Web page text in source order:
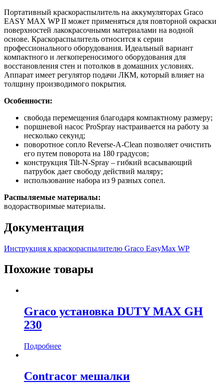
Портативный краскораспылитель на аккумуляторах Graco
EASY MAX WP II может применяться для повторной окраски
поверхностей лакокрасочными материалами на водной
основе. Краскораспылитель относится к серии
профессионального оборудования. Идеальный вариант
компактного и легкопереносимого оборудования для
восстановления стен и потолков в домашних условиях.
Аппарат имеет регулятор подачи ЛКМ, который влияет на
толщину производимого покрытия.
Особенности:
свобода перемещения благодаря компактному размеру;
поршневой насос ProSpray настраивается на работу за
несколько секунд;
поворотное сопло Reverse-A-Clean позволяет очистить
его путем поворота на 180 градусов;
конструкция Tilt-N-Spray – гибкий всасывающий
патрубок дает свободу действий маляру;
использование набора из 9 разных сопел.
Распыляемые материалы:
водорастворимые материалы.
Документация
Инструкция к краскораспылителю Graco EasyMax WP
Похожие товары
Graco установка DUTY MAX GH
230
Подробнее
Contracor мешалки